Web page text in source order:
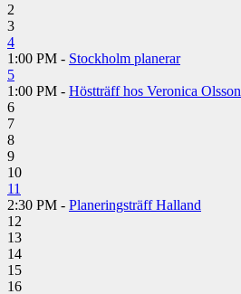
2
3
4
1:00 PM - Stockholm planerar
5
1:00 PM - Höstträff hos Veronica Olsson
6
7
8
9
10
11
2:30 PM - Planeringsträff Halland
12
13
14
15
16